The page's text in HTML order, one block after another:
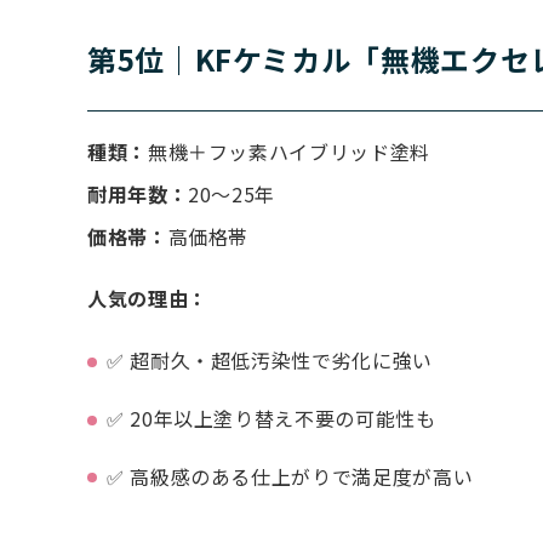
第5位｜KFケミカル「無機エクセ
種類： 無機＋フッ素ハイブリッド塗料
耐用年数： 20〜25年
価格帯： 高価格帯
人気の理由：
✅ 超耐久・超低汚染性で劣化に強い
✅ 20年以上塗り替え不要の可能性も
✅ 高級感のある仕上がりで満足度が高い